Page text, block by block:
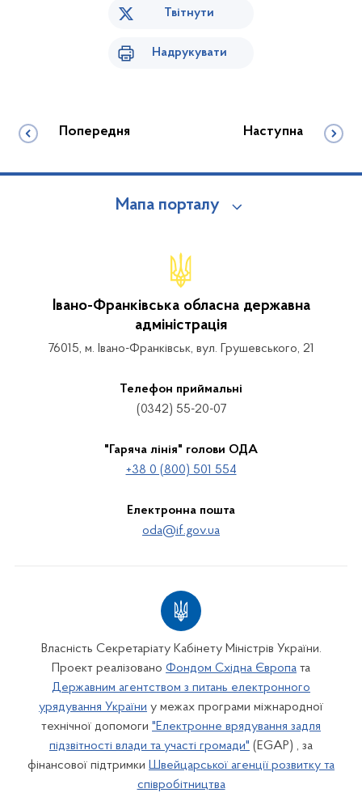
Твітнути
Надрукувати
Попередня Наступна
Мапа порталу
Івано-Франківська обласна державна
адміністрація
76015, м. Івано-Франківськ, вул. Грушевського, 21
Телефон приймальні
(0342) 55-20-07
"Гаряча лінія" голови ОДА
+38 0 (800) 501 554
Електронна пошта
oda@if.gov.ua
Власність Секретаріату Кабінету Міністрів України.
Проект реалізовано Фондом Східна Європа та
Державним агентством з питань електронного
урядування України у межах програми міжнародної
технічної допомоги "Електронне врядування задля
підзвітності влади та участі громади" (EGAP) , за
фінансової підтримки Швейцарської агенції розвитку та
співробітництва